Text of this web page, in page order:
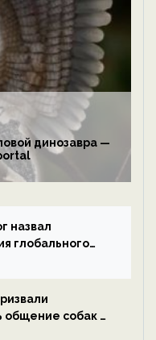
динозавра —
назвал
глобального
общение собак с